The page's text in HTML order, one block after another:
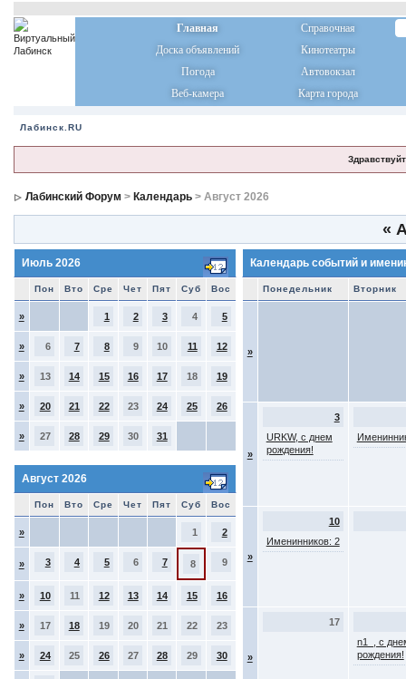
Главная
Справочная
Доска объявлений
Кинотеатры
Погода
Автовокзал
Веб-камера
Карта города
Лабинск.RU
Лабинский Форум > Календарь> Август 2026
«
Июль 2026
Пон Вто Сре Чет Пят Суб Вос
» 1 2 3 4 5
» 6 7 8 9 10 11 12
» 13 14 15 16 17 18 19
» 20 21 22 23 24 25 26
» 27 28 29 30 31
Август 2026
Пон Вто Сре Чет Пят Суб Вос
» 1 2
» 3 4 5 6 7 8 9
» 10 11 12 13 14 15 16
» 17 18 19 20 21 22 23
» 24 25 26 27 28 29 30
Календарь событий и
Понедельник Вторник
»
»
3
URKW, с днем
рождения!
»
10
Именинников: 2
»
17
n1_, с
рождения!